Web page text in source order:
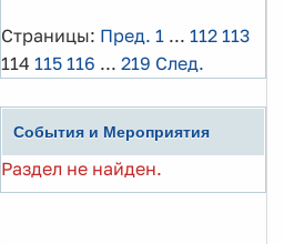
Страницы: Пред. 1 ... 112 113
114 115 116 ... 219 След.
События и Мероприятия
Раздел не найден.